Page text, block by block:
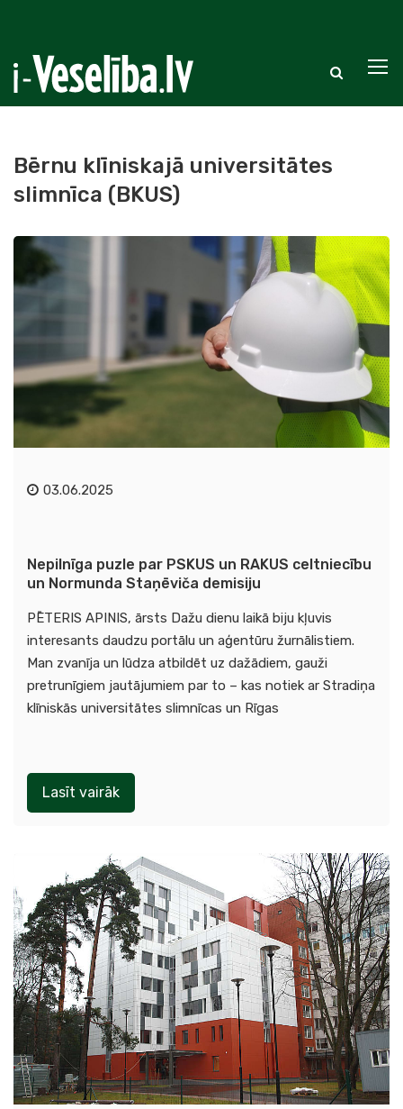
Bērnu klīniskajā universitātes
slimnīca (BKUS)
03.06.2025
Nepilnīga puzle par PSKUS un RAKUS celtniecību
un Normunda Staņēviča demisiju
PĒTERIS APINIS, ārsts Dažu dienu laikā biju kļuvis
interesants daudzu portālu un aģentūru žurnālistiem.
Man zvanīja un lūdza atbildēt uz dažādiem, gauži
pretrunīgiem jautājumiem par to – kas notiek ar Stradiņa
klīniskās universitātes slimnīcas un Rīgas
Lasīt vairāk